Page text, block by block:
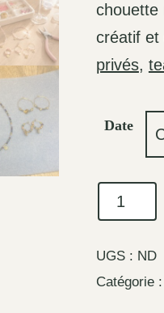
chouette
créatif et
privés,
Date
quantité
de
UGS : ND
Catégorie :